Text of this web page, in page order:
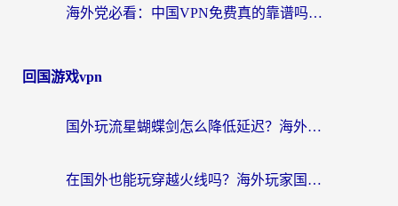
海外党必看：中国VPN免费真的靠谱吗？手把手教你选对回国加速器
回国游戏vpn
国外玩流星蝴蝶剑怎么降低延迟？海外党必看的加速秘籍（含欧洲鸣潮&彩虹岛优化攻略）
在国外也能玩穿越火线吗？海外玩家国服游戏畅玩终极指南